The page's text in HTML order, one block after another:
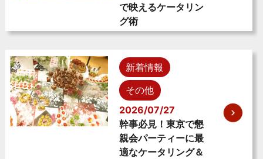
で映えるケータリン
グ術
新着情報
その他
2026/07/27
幹事必見！東京で懇
親会パーティーに最
適なケータリング＆